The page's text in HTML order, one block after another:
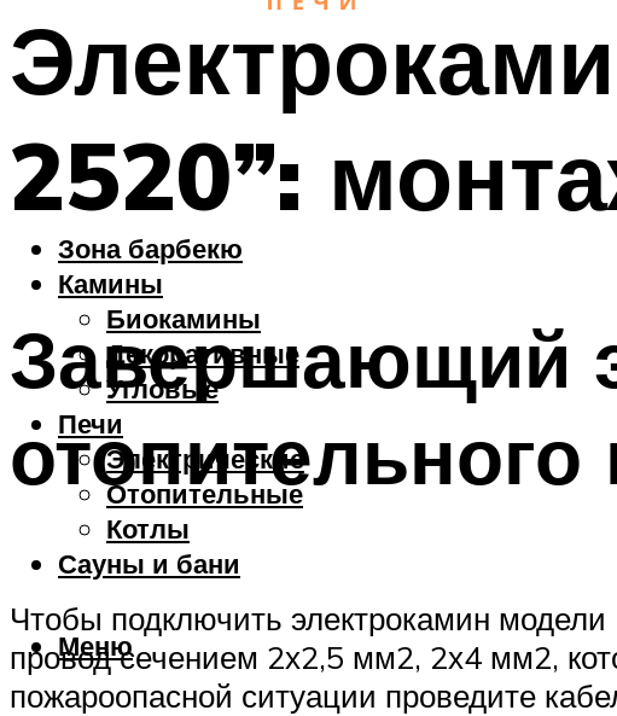
Зона барбекю
Камины
Биокамины
Декоративные
Угловые
Печи
Электрические
Отопительные
Котлы
Сауны и бани
Меню
2520”:
Завершающий
Чтобы подключить электрокамин модели
провод сечением 2х2,5 мм2, 2х4 мм2,
пожароопасной ситуации проведите